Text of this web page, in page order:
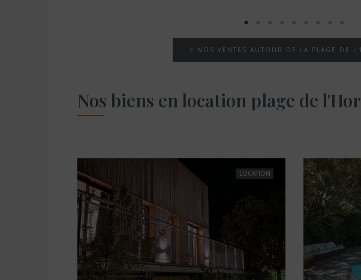
> NOS VENTES AUTOUR DE LA PLAGE DE
Nos biens en location plage de
LOCATION